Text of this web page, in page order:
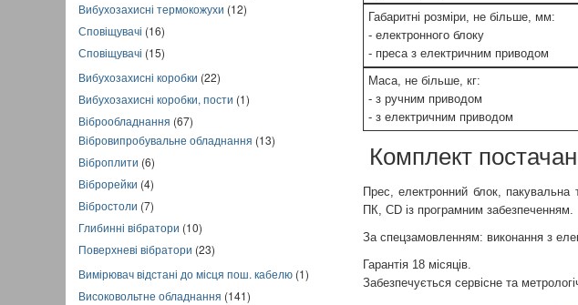
Вибухозахисні термокожухи (12)
Сповіщувачі (16)
Сповіщувачі (15)
Вибухозахисні коробки (22)
Вибухозахисні коробки, пости (1)
Віброобладнання (67)
Вібровипробувальне обладнання (13)
Віброплити (6)
Віброрейки (4)
Вібростоли (7)
Глибинні вібратори (10)
Поверхневі вібратори (23)
Вимірювач відстані до місця пош. кабелю (1)
Високовольтне обладнання (141)
Габаритні розміри, не більше, мм:
- електронного блоку
- преса з електричним приводом
Маса, не більше, кг:
- з ручним приводом
- з електричним приводом
Комплект
Прес, електронний блок, пакувальна
ПК, CD із програмним забезпеченням.
За спецзамовленням: виконання з
Гарантія 18 місяців.
Забезпечується сервісне та